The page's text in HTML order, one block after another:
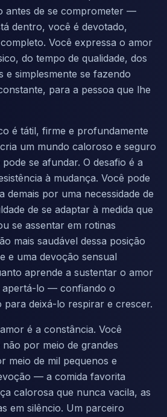
antes de se comprometer —
dentro, você é devotado,
Você expressa o amor
do tempo de qualidade, dos
e simplesmente se fazendo
para a pessoa que lhe
é tátil, firme e profundamente
um mundo caloroso e seguro
se afundar. O desafio é a
à mudança. Você pode
demais por uma necessidade de
de se adaptar à medida que
se assentar em rotinas
mais saudável dessa posição
e uma devoção sensual
aprende a sustentar o amor
apertá-lo — confiando o
deixá-lo respirar e crescer.
é a constância. Você
por meio de grandes
meio de mil pequenos e
— a comida favorita
calorosa que nunca vacila, as
em silêncio. Um parceiro